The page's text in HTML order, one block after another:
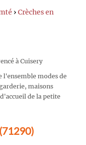
› Crèches en
à Cuisery
l'ensemble modes de
maisons
de la petite